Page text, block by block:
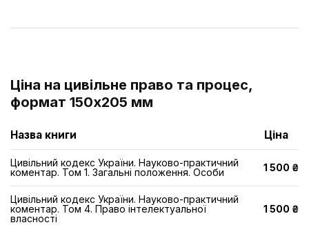
Ціна на цивільне право та процес,
формат 150x205 мм
Назва книги Ціна
Цивільний кодекс України. Науково-практичний
коментар. Том 1. Загальні положення. Особи
1 500 ₴
Цивільний кодекс України. Науково-практичний
коментар. Том 4. Право інтелектуальної
власності
1 500 ₴